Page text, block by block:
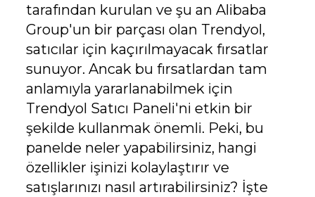
tarafından kurulan ve şu an Alibaba
Group'un bir parçası olan Trendyol,
satıcılar için kaçırılmayacak fırsatlar
sunuyor. Ancak bu fırsatlardan tam
anlamıyla yararlanabilmek için
Trendyol Satıcı Paneli'ni etkin bir
şekilde kullanmak önemli. Peki, bu
panelde neler yapabilirsiniz, hangi
özellikler işinizi kolaylaştırır ve
satışlarınızı nasıl artırabilirsiniz? İşte